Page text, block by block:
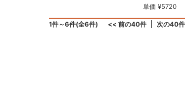
単価 ¥5720
1件～6件(全6件) << 前の40件 次の40